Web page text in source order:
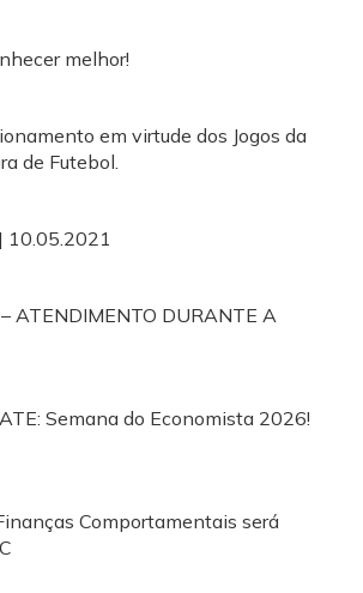
melhor!
em virtude dos Jogos da
de Futebol.
10.05.2021
ATENDIMENTO DURANTE A
Semana do Economista 2026!
Comportamentais será